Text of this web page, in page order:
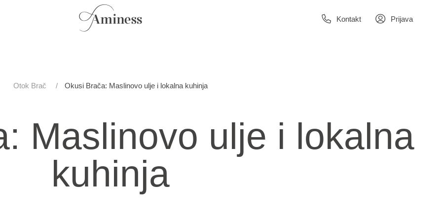
Kontakt Prijava
Otok Brač Okusi Brača: Maslinovo ulje i lokalna kuhinja
Maslinovo ulje i lokalna
kuhinja